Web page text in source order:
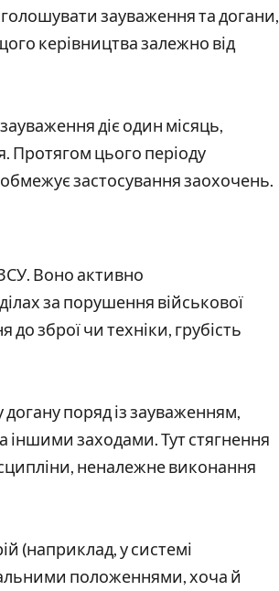
зауваження та догани,
керівництва залежно від
діє один місяць,
Протягом цього періоду
застосування заохочень.
Воно активно
за порушення військової
зброї чи техніки, грубість
догану поряд із зауваженням,
іншими заходами. Тут стягнення
неналежне виконання
(наприклад, у системі
положеннями, хоча й